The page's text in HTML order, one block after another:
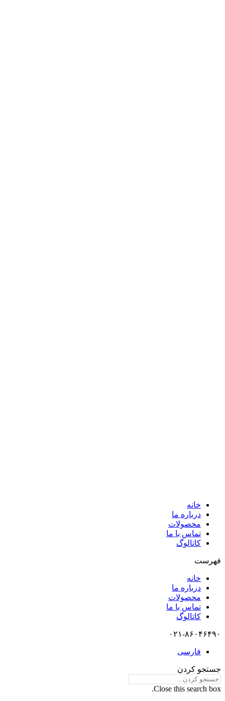
خانه
درباره ما
محصولات
تماس با ما
کاتالوگ
فهرست
خانه
درباره ما
محصولات
تماس با ما
کاتالوگ
۰۲۱-۸۶۰۴۶۴۹۰
فارسی
جستجو کردن
Close this search box.